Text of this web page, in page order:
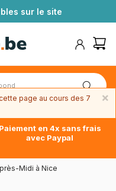
sur le site
Paiement en 4x sans frais
avec Paypal
Midi à Nice
×
page au cours des 7